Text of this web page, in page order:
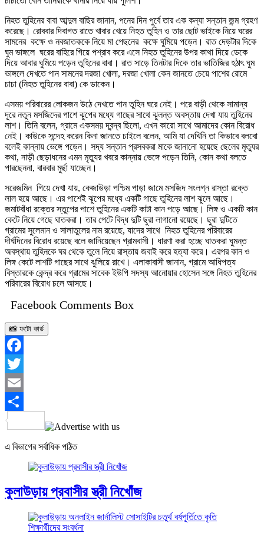
নিহত তুহিনের বাবা আব্দুল বাছির জানান, পনের দিন পুর্বে তার এক কন্যা সন্তান জন্ম গ্রহণ
করেছে। রোববার দিবাগত রাতে খাবার খেয়ে নিহত তুহিন ও তার ছোট ভাইকে নিয়ে ঘরের
সামনের কক্ষে ও নবজাতককে নিয়ে মা পেছনের কক্ষে ঘুমিয়ে পড়েন। রাত দেড়টার দিকে
ঘুম ভাঙ্গলে ঘরের বাহিরে গিয়ে পশ্রাব করে এসে নিহত তুহিনের উপর কাথা দিয়ে ডেকে
দিয়ে আবার ঘুমিয়ে পড়েন তুহিনের বাবা। রাত সাড়ে তিনটার দিকে তার ভাতিজির হঠাৎ ঘুম
ভাঙ্গলে দেখতে পান সামনের দরজা খোলা, দরজা খোলা কেন জানতে চেয়ে পাশের রোমে
চাচা (নিহত তুহিনের বাবা) কে ডাকেন।
এসময় পরিবারের লোকজন উঠে দেখতে পান তুহিন ঘরে নেই। পরে বাড়ী থেকে সামান্য
দূরে নতুন মসজিদের পাশে ঝুপের মধ্যে গাছের সাথে ঝুলন্ত অবস্তায় দেখা যায় তুহিনের
লাশ। তিনি বলেন, গ্রামে একসময় দ্বন্দ্ব ছিলো, এখন কারো সাথে আমাদের কোন বিরোধ
নেই। কাউকে সন্দেহ করেন কিনা জানতে চাইলে বলেন, আমি যা দেখিনি তা কিভাবে বলবো
বলেই কান্নায় ভেঙ্গে পড়েন। সদ্য সন্তান প্রসবকরা মাকে জানানো হয়েছে ছেলের মৃত্যুর
কথা, নাড়ী ছেড়াধনের এমন মৃত্যুর খবরে কান্নায় ভেঙ্গে পড়েন তিনি, কোন কথা বলতে
পারছেননা, বারবার মুর্ছা যাচ্ছেন।
সরেজমিন গিয়ে দেখা যায়, কেজাউড়া পশ্চিম পাড়া জামে মসজিদ সংলগ্ন রাস্তা রক্তে
লাল হয়ে আছে। এর পাশেই ঝুপের মধ্যে একটি গাছে তুহিনের লাশ ঝুলে আছে।
জমাটবাঁধা রক্তের স্তুপের পাশে তুহিনের একটি কাটা কান পড়ে আছে। লিঙ্গ ও একটি কান
কেটে নিয়ে গেছে ঘাতকরা। তার পেটে বিদ্ধ দুটি ছুরা লাগানো রয়েছে। ছুরা দুটিতে
গ্রামের সুলেমান ও সালাতুলের নাম রয়েছে, যাদের সাথে নিহত তুহিনের পরিবারের
দীর্ঘদিনের বিরোধ রয়েছে বলে জানিয়েছেন গ্রামবাসী। ধারণা করা হচ্ছে ঘাতকরা ঘুমন্ত
অবস্থায় তুহিনকে ঘর থেকে তুলে নিয়ে রাস্তায় জবাই করে হত্যা করে। এরপর কান ও
লিঙ্গ কেটে লাশটি গাছের সাথে ঝুলিয়ে রাখে। এলাকাবাসী জানান, গ্রামে আধিপত্য
বিস্তারকে কেন্দ্র করে গ্রামের সাবেক ইউপি সদস্য আনোয়ার হোসেন সঙ্গে নিহত তুহিনের
পরিবারের বিরোধ চলে আসছে।
Facebook Comments Box
📸 ফটো কার্ড
Facebook
Twitter
Email
Share
এ বিভাগের সর্বাধিক পঠিত
কুলাউড়ায় প্রবাসীর স্ত্রী নিখোঁজ